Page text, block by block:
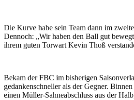
Die Kurve habe sein Team dann im
Dennoch: „Wir haben den Ball gut
ihrem guten Torwart Kevin Thoß
Bekam der FBC im bisherigen
gedankenschneller als der Gegner.
einen Müller-Sahneabschluss aus der